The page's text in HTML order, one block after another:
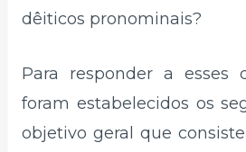
dêiticos pronominais?
Para responder a esses
foram estabelecidos os
objetivo geral que